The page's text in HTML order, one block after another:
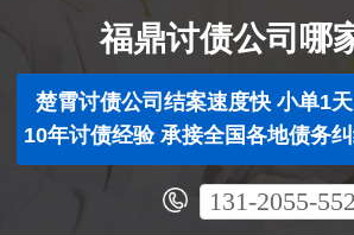
福鼎讨债公司哪
楚霄讨债公司结案速度快 小单1
10年讨债经验 承接全国各地债务
131-2055-